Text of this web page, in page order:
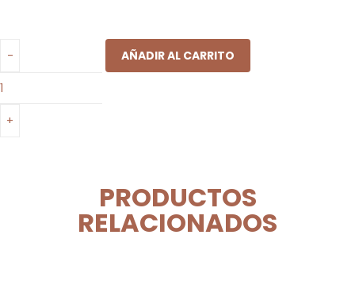
AÑADIR AL CARRITO
PRODUCTOS
RELACIONADOS